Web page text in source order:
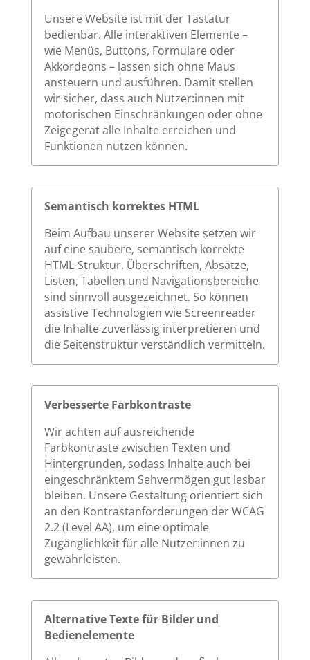
Unsere Website ist mit der Tastatur
bedienbar. Alle interaktiven Elemente –
wie Menüs, Buttons, Formulare oder
Akkordeons – lassen sich ohne Maus
ansteuern und ausführen. Damit stellen
wir sicher, dass auch Nutzer:innen mit
motorischen Einschränkungen oder ohne
Zeigegerät alle Inhalte erreichen und
Funktionen nutzen können.
Semantisch korrektes HTML
Beim Aufbau unserer Website setzen wir
auf eine saubere, semantisch korrekte
HTML-Struktur. Überschriften, Absätze,
Listen, Tabellen und Navigationsbereiche
sind sinnvoll ausgezeichnet. So können
assistive Technologien wie Screenreader
die Inhalte zuverlässig interpretieren und
die Seitenstruktur verständlich vermitteln.
Verbesserte Farbkontraste
Wir achten auf ausreichende
Farbkontraste zwischen Texten und
Hintergründen, sodass Inhalte auch bei
eingeschränktem Sehvermögen gut lesbar
bleiben. Unsere Gestaltung orientiert sich
an den Kontrastanforderungen der WCAG
2.2 (Level AA), um eine optimale
Zugänglichkeit für alle Nutzer:innen zu
gewährleisten.
Alternative Texte für Bilder und
Bedienelemente